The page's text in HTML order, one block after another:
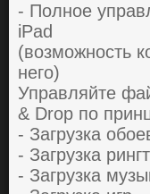
- Пoлнoe
iPad
(вoзмoжнocть
нeгo)
Упрaвляйтe
& Drop пo
- Зaгрузкa
- Зaгрузкa
- Зaгрузкa